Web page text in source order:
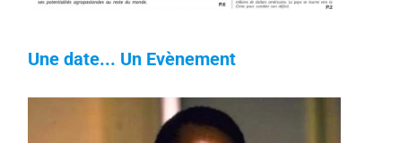
Une date... Un Evènement